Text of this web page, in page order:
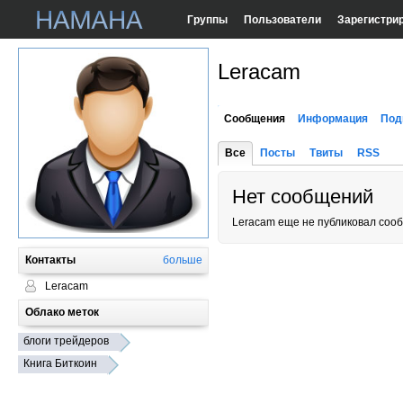
Группы Пользователи
Контакты больше
Leracam
Облако меток
блоги трейдеров
Книга Биткоин
Leracam
Сообщения Информация
Все Посты Твиты RSS
Нет сообщений
Leracam еще не публиковал